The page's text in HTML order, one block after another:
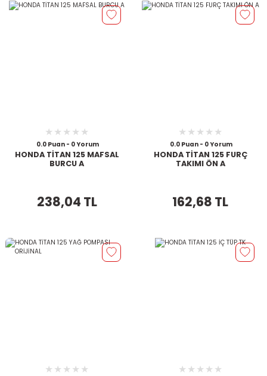
0.0 Puan - 0 Yorum
HONDA TİTAN 125 MAFSAL
BURCU A
238,04 TL
0.0 Puan - 0 Yorum
HONDA TİTAN 125 FURÇ
TAKIMI ÖN A
162,68 TL